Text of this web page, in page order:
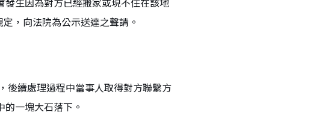
，向法院為公示送達之聲請。
後續處理過程中當事人取得對方聯繫方
一塊大石落下。